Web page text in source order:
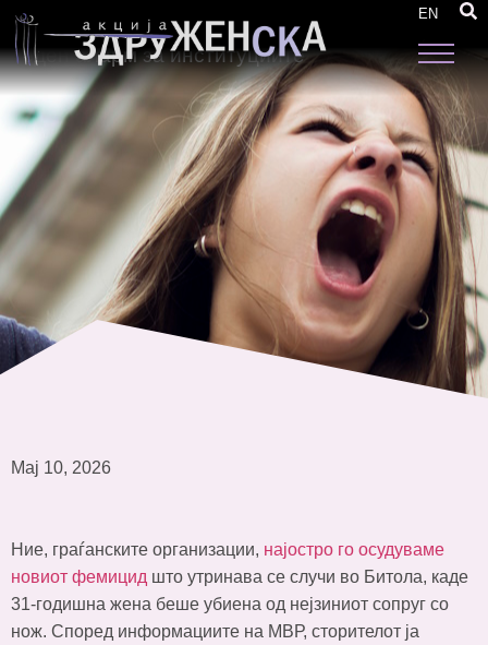
EN
жените: Новиот фемицид во Битола е уште
еден аларм за институциите
Мај 10, 2026
Ние, граѓанските организации, најостро го осудуваме
новиот фемицид што утринава се случи во Битола, каде
31-годишна жена беше убиена од нејзиниот сопруг со
нож. Според информациите на МВР, сторителот ја